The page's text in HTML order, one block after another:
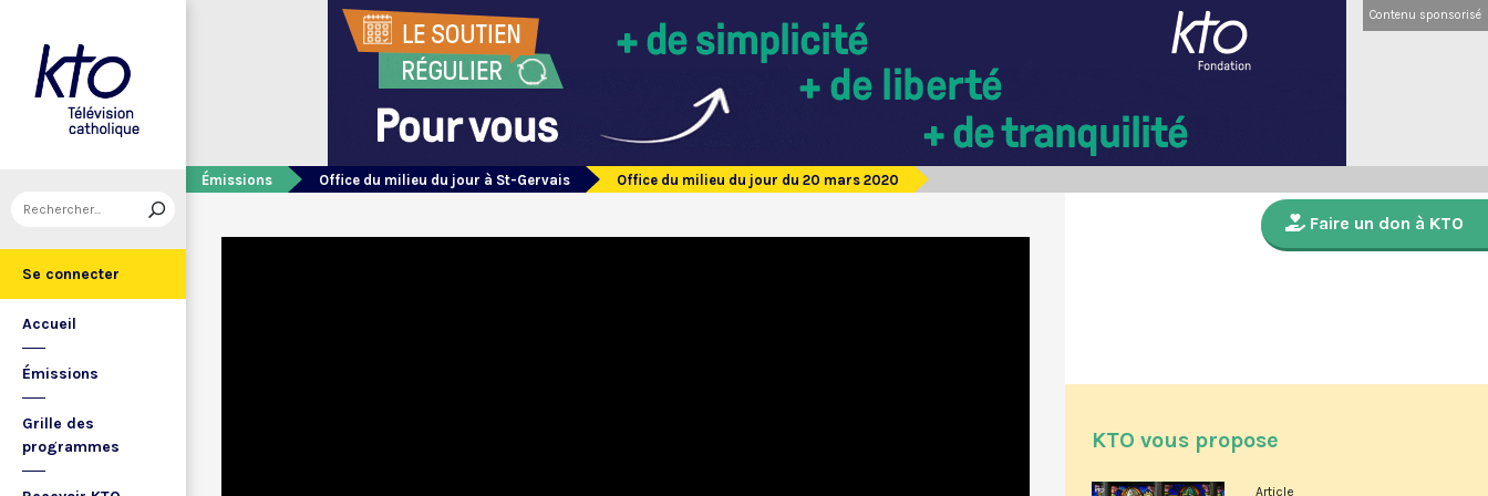
Se connecter
Accueil
Émissions
Grille des
programmes
Contenu sponsorisé
Émissions Office du milieu du jour à St-Gervais Office du milieu du jour du 20 mars 2020
Faire un don à KTO
KTO vous propose
Article